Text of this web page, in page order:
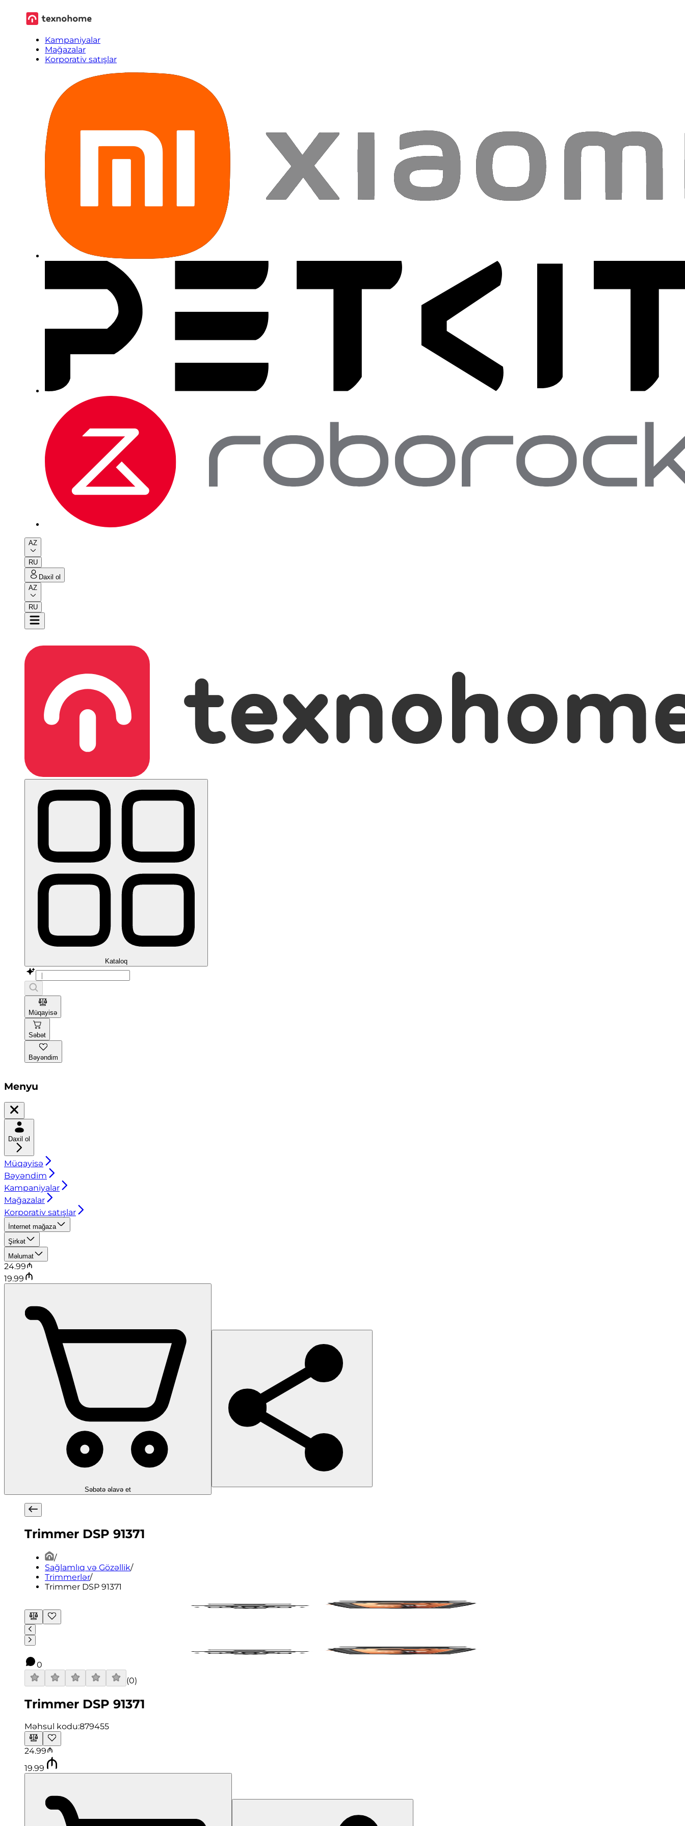
Kampaniyalar
Mağazalar
Korporativ satışlar
AZ
RU
Daxil ol
AZ
RU
Kataloq
Müqayisə
Səbət
Bəyəndim
Menyu
Daxil ol
Müqayisə
Bəyəndim
Kampaniyalar
Mağazalar
Korporativ satışlar
İnternet mağaza
Şirkət
Məlumat
24.99
19.99
Səbətə əlavə et
Trimmer DSP 91371
/
Sağlamlıq və Gözəllik/
Trimmerlər/
Trimmer DSP 91371
0
(0)
Trimmer DSP 91371
Məhsul kodu:879455
24.99
19.99